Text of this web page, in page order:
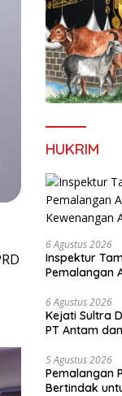
HUKRIM
6 Agustus 2026
Inspektur
Pemalangan
6 Agustus 2026
Kejati Sultra
PT Antam
5 Agustus 2026
Pemalangan
Bertindak